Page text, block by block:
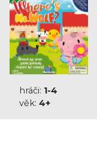
hráči: 1-4
věk: 4+